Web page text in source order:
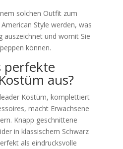
solchen Outfit zum
Style werden, was
auszeichnet und womit Sie
können.
perfekte
aus?
Kostüm, komplettiert
macht Erwachsene
Knapp geschnittene
in klassischem Schwarz
als eindrucksvolle